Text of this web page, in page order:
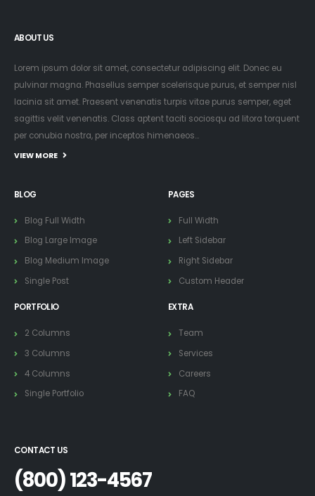
ABOUT US
Lorem ipsum dolor sit amet, consectetur adipiscing elit. Donec eu
pulvinar magna. Phasellus semper scelerisque purus, et semper nisl
lacinia sit amet. Praesent venenatis turpis vitae purus semper, eget
sagittis velit venenatis. Class aptent taciti sociosqu ad litora torquent
per conubia nostra, per inceptos himenaeos...
VIEW MORE
BLOG
Blog Full Width
Blog Large Image
Blog Medium Image
Single Post
PAGES
Full Width
Left Sidebar
Right Sidebar
Custom Header
PORTFOLIO
2 Columns
3 Columns
4 Columns
Single Portfolio
EXTRA
Team
Services
Careers
FAQ
CONTACT US
(800) 123-4567